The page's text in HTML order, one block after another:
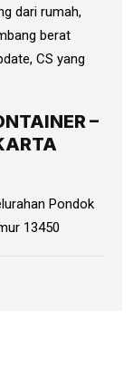
dari rumah,
berat
CS yang
–
Pondok
13450